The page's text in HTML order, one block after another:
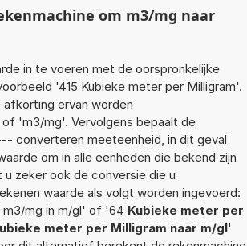
om m3/mg naar
in te voeren met de oorspronkelijke
'415 Kubieke meter per Milligram'.
afkorting ervan worden
'm3/mg'. Vervolgens bepaalt de
converteren meeteenheid, in dit geval
om in alle eenheden die bekend zijn
zeker ook de conversie die u
waarde als volgt worden ingevoerd:
mg in m/gl' of '64 Kubieke meter per
meter per Milligram naar m/gl'